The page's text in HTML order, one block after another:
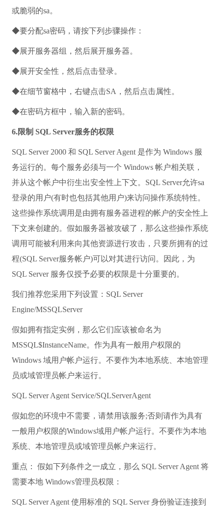
或脆弱的sa。
◆要分配sa密码，请按下列步骤操作：
◆展开服务器组，然后展开服务器。
◆展开安全性，然后点击登录。
◆在细节窗格中，右键点击SA，然后点击属性。
◆在密码方框中，输入新的密码。
6.限制 SQL Server服务的权限
SQL Server 2000 和 SQL Server Agent 是作为 Windows 服
务运行的。每个服务必须与一个 Windows 帐户相关联，
并从这个帐户中衍生出安全性上下文。SQL Server允许sa
登录的用户(有时也包括其他用户)来访问操作系统特性。
这些操作系统调用是由拥有服务器进程的帐户的安全性上
下文来创建的。假如服务器被攻破了，那么这些操作系统
调用可能被利用来向其他资源进行攻击，只要所拥有的过
程(SQL Server服务帐户)可以对其进行访问。因此，为
SQL Server 服务仅授予必要的权限是十分重要的。
我们推荐您采用下列设置：SQL Server
Engine/MSSQLServer
假如拥有指定实例，那么它们应该被命名为
MSSQL$InstanceName。作为具有一般用户权限的
Windows 域用户帐户运行。不要作为本地系统、本地管理
员或域管理员帐户来运行。
SQL Server Agent Service/SQLServerAgent
假如您的环境中不需要，请禁用该服务;否则请作为具有
一般用户权限的Windows域用户帐户运行。不要作为本地
系统、本地管理员或域管理员帐户来运行。
重点： 假如下列条件之一成立，那么 SQL Server Agent 将
需要本地 Windows管理员权限：
SQL Server Agent 使用标准的 SQL Server 身份验证连接到